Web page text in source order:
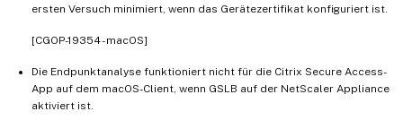
ersten Versuch minimiert, wenn das Gerätezertifikat konfiguriert ist.
[CGOP-19354 - macOS]
Die Endpunktanalyse funktioniert nicht für die Citrix Secure Access-
App auf dem macOS-Client, wenn GSLB auf der NetScaler Appliance
aktiviert ist.